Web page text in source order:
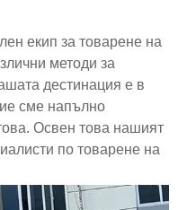
екип за товарене на
методи за
дестинация е в
сме напълно
Освен това нашият
по товарене на